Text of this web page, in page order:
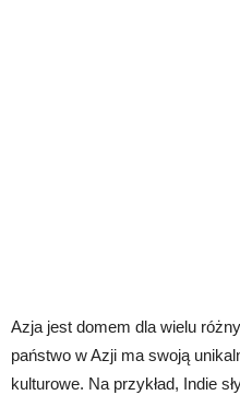
Azja jest domem dla wielu
państwo w Azji ma swoją
kulturowe. Na przykład, Indie